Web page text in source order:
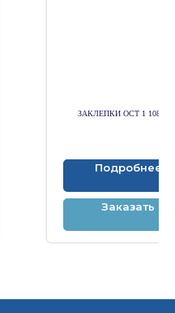
ЗАКЛЕПКИ ОСТ 1 10815-
Подробнее
Заказать